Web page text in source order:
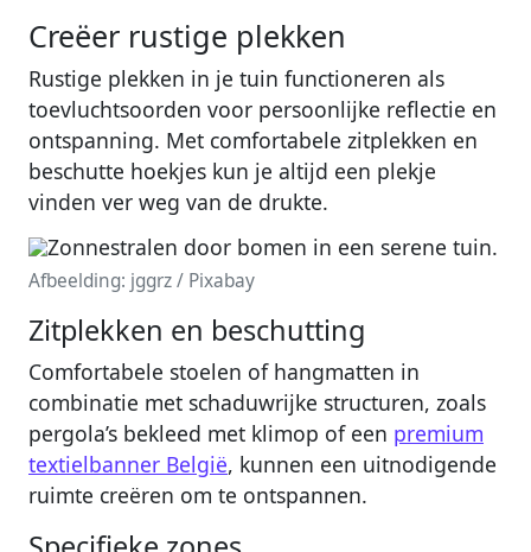
Creëer rustige plekken
Rustige plekken in je tuin functioneren als
toevluchtsoorden voor persoonlijke reflectie en
ontspanning. Met comfortabele zitplekken en
beschutte hoekjes kun je altijd een plekje
vinden ver weg van de drukte.
Afbeelding: jggrz / Pixabay
Zitplekken en beschutting
Comfortabele stoelen of hangmatten in
combinatie met schaduwrijke structuren, zoals
pergola’s bekleed met klimop of een premium
textielbanner België, kunnen een uitnodigende
ruimte creëren om te ontspannen.